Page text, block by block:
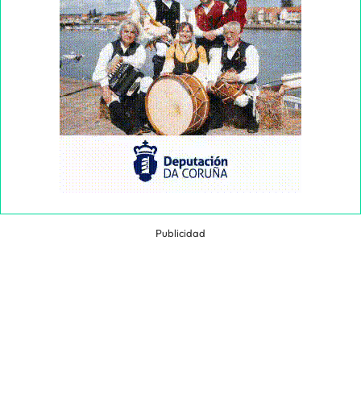
Publicidad